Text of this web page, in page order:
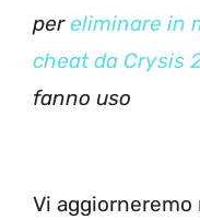
per eliminare in
cheat da Crysis
fanno uso
Vi aggiorneremo